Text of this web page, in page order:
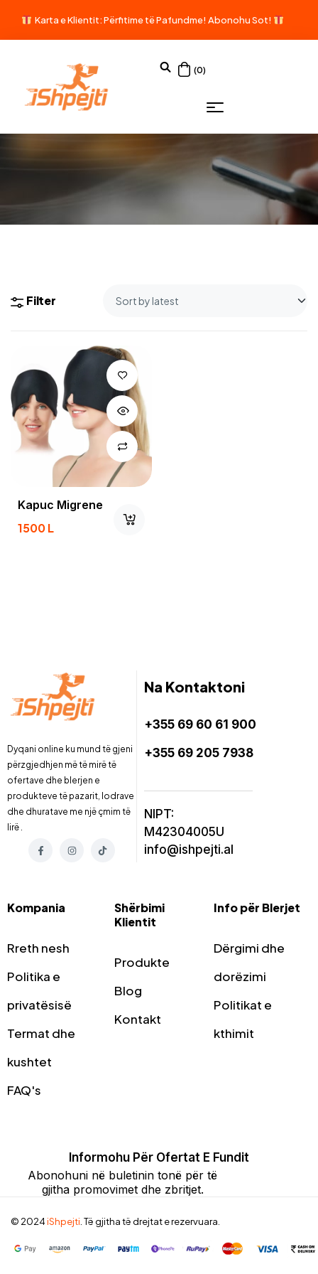
Karta e Klientit: Përfitime të Pafundme! Abonohu Sot!
(0)
Filter
Kapuc Migrene
1500L
Dyqani online ku mund të gjeni
përzgjedhjen më të mirë të
ofertave dhe blerjen e
produkteve të pazarit, lodrave
dhe dhuratave me një çmim të
lirë .
Na Kontaktoni
+355 69 60 61 900
+355 69 205 7938
NIPT:
M42304005U
info@ishpejti.al
Kompania
Rreth nesh
Politika e
privatësisë
Termat dhe
kushtet
FAQ's
Shërbimi
Klientit
Produkte
Blog
Kontakt
Info për Blerjet
Dërgimi dhe
dorëzimi
Politikat e
kthimit
Informohu Për Ofertat E Fundit
Abonohuni në buletinin tonë për të
gjitha promovimet dhe zbritjet.
© 2024iShpejti. Të gjitha të drejtat e rezervuara.